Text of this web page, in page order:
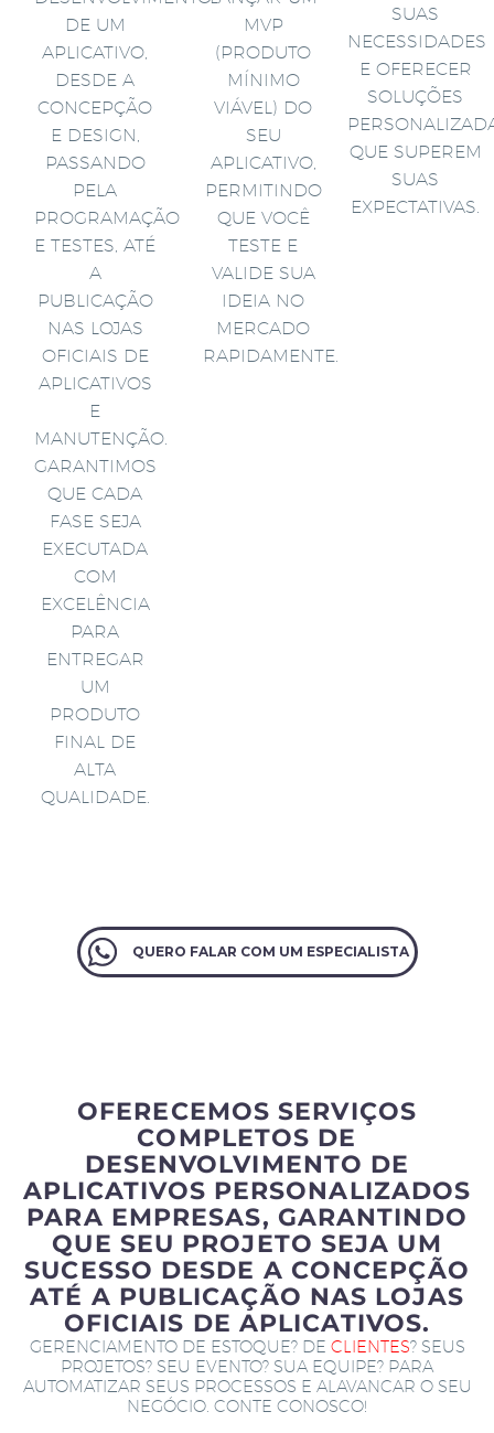
DE UM
APLICATIVO,
DESDE A
CONCEPÇÃO
E DESIGN,
PASSANDO
PELA
PROGRAMAÇÃO
E TESTES, ATÉ
A
PUBLICAÇÃO
NAS LOJAS
OFICIAIS DE
APLICATIVOS
E
MANUTENÇÃO.
GARANTIMOS
QUE CADA
FASE SEJA
EXECUTADA
COM
EXCELÊNCIA
PARA
ENTREGAR
UM
PRODUTO
FINAL DE
ALTA
QUALIDADE.
MVP
(PRODUTO
MÍNIMO
VIÁVEL) DO
SEU
APLICATIVO,
PERMITINDO
QUE VOCÊ
TESTE E
VALIDE SUA
IDEIA NO
MERCADO
RAPIDAMENTE.
SUAS
NECESSIDADES
E OFERECER
SOLUÇÕES
QUE SUPEREM
SUAS
EXPECTATIVAS.
QUERO FALAR COM UM ESPECIALISTA
OFERECEMOS SERVIÇOS
COMPLETOS DE
DESENVOLVIMENTO DE
APLICATIVOS PERSONALIZADOS
PARA EMPRESAS, GARANTINDO
QUE SEU PROJETO SEJA UM
SUCESSO DESDE A CONCEPÇÃO
ATÉ A PUBLICAÇÃO NAS LOJAS
OFICIAIS DE APLICATIVOS.
GERENCIAMENTO DE ESTOQUE? DE CLIENTES? SEUS
PROJETOS? SEU EVENTO? SUA EQUIPE? PARA
AUTOMATIZAR SEUS PROCESSOS E ALAVANCAR O SEU
NEGÓCIO. CONTE CONOSCO!